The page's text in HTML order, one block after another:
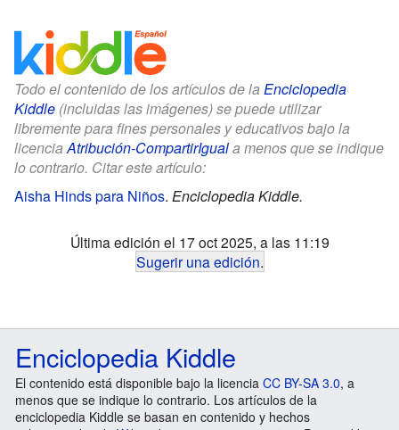
Todo el contenido de los artículos de la Enciclopedia
Kiddle (incluidas las imágenes) se puede utilizar
libremente para fines personales y educativos bajo la
licenciaAtribución-CompartirIguala menos que se indique
lo contrario. Citar este artículo:
Aisha Hinds para Niños. Enciclopedia Kiddle.
Última edición el 17 oct 2025, a las 11:19
Sugerir una edición.
Enciclopedia Kiddle
El contenido está disponible bajo la licencia CC BY-SA 3.0, a
menos que se indique lo contrario. Los artículos de la
enciclopedia Kiddle se basan en contenido y hechos